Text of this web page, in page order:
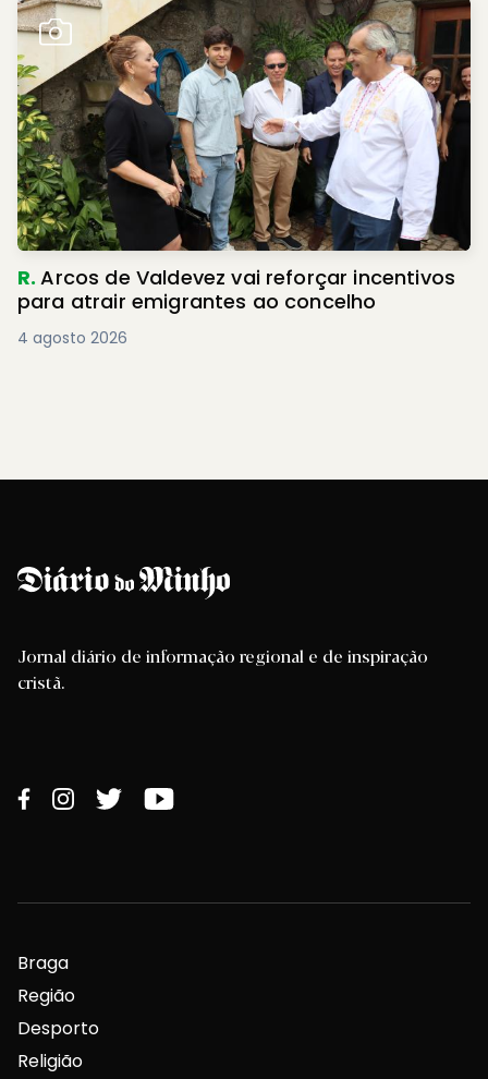
R.Arcos de Valdevez vai reforçar incentivos
para atrair emigrantes ao concelho
4 agosto 2026
Jornal diário de informação regional e de inspiração
cristã.
Braga
Região
Desporto
Religião